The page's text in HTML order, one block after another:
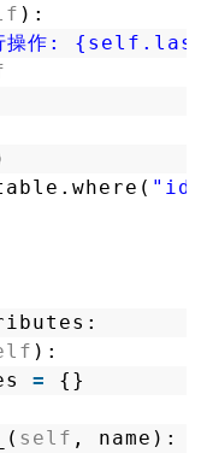
):
操作:
):
= {}
self , name):